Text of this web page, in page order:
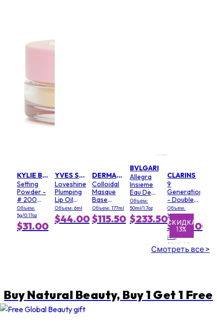
KYLIE BY KYLIE JENNER
Setting
Powder -
# 200
Soft Pink
Объем:
5g/0.17oz
$31.00
YVES SAINT LAURENT
Loveshine
Plumping
Lip Oil
Gloss - #
3 Mellow
Mallow
Объем: 6ml
$44.00
DERMALOGICA
Colloidal
Masque
Base
(Salon
Size)
Объем: 177ml
$115.50
BVLGARI
Allegra
Insieme
Eau De
Parfum
Объем:
50ml/1.7oz
$233.50СКИДКА
1%
СКИДКА
13%
CLARINS
9
Generation
- Double
Serum
Light
Texture
Объем:
100ml
$209.00
РРЦ
$240.00
Смотреть все >
Buy Natural Beauty, Buy 1 Get 1 Free